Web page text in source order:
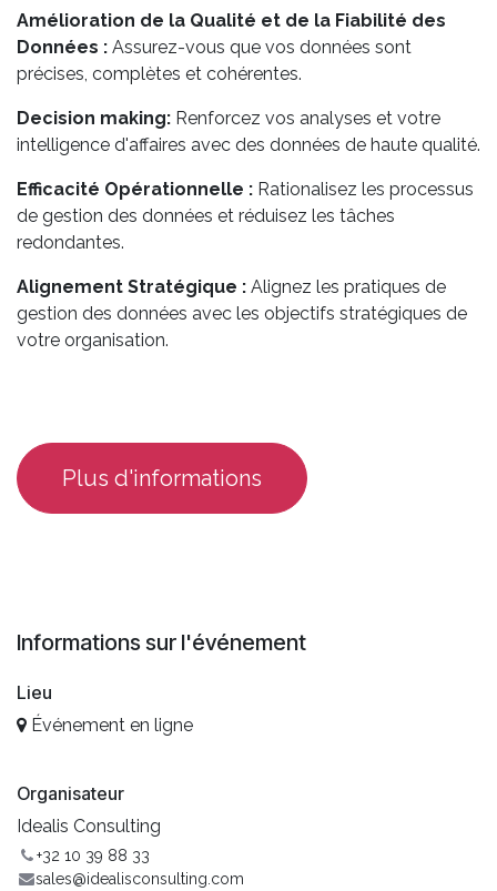
Amélioration de la Qualité et de la Fiabilité des
Données : Assurez-vous que vos données sont
précises, complètes et cohérentes.
Decision making: Renforcez vos analyses et votre
intelligence d'affaires avec des données de haute qualité.
Efficacité Opérationnelle : Rationalisez les processus
de gestion des données et réduisez les tâches
redondantes.
Alignement Stratégique : Alignez les pratiques de
gestion des données avec les objectifs stratégiques de
votre organisation. ​
​Plus d'informations
Informations sur l'événement
Lieu
Événement en ligne
Organisateur
Idealis Consulting
+32 10 39 88 33
sales@idealisconsulting.com